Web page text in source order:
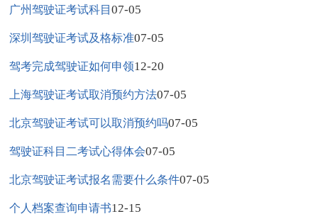
广州驾驶证考试科目07-05
深圳驾驶证考试及格标准07-05
驾考完成驾驶证如何申领12-20
上海驾驶证考试取消预约方法07-05
北京驾驶证考试可以取消预约吗07-05
驾驶证科目二考试心得体会07-05
北京驾驶证考试报名需要什么条件07-05
个人档案查询申请书12-15